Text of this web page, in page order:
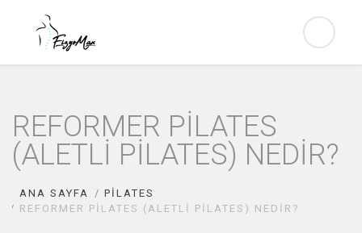
REFORMER PILATES
(ALETLI PILATES) NEDIR?
ANA SAYFA
PILATES
REFORMER PILATES (ALETLI PILATES) NEDIR?